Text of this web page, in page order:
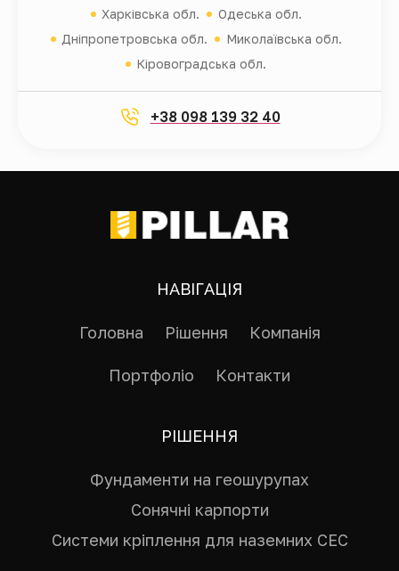
Харківська обл.
Одеська обл.
Дніпропетровська обл.
Миколаївська обл.
Кіровоградська обл.
+38 098 139 32 40
НАВІГАЦІЯ
Головна Рішення Компанія
Портфоліо Контакти
РІШЕННЯ
Фундаменти на геошурупах
Сонячні карпорти
Системи кріплення для наземних СЕС